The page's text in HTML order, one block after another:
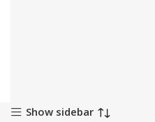
Show sidebar